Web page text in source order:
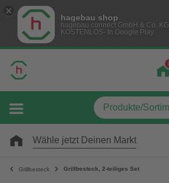
hagebau shop
hagebau connect GmbH & Co. KG
KOSTENLOS- In Google Play
Wähle jetzt Deinen Markt
Grillbesteck Grillbesteck, 2-teiliges Set